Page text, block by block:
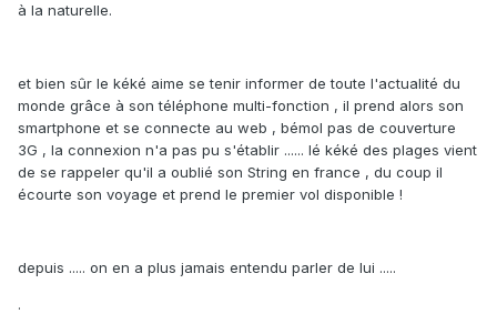
à la naturelle.
et bien sûr le kéké aime se tenir informer de toute l'actualité du
monde grâce à son téléphone multi-fonction , il prend alors son
smartphone et se connecte au web , bémol pas de couverture
3G , la connexion n'a pas pu s'établir ...... lé kéké des plages vient
de se rappeler qu'il a oublié son String en france , du coup il
écourte son voyage et prend le premier vol disponible !
depuis ..... on en a plus jamais entendu parler de lui .....
.